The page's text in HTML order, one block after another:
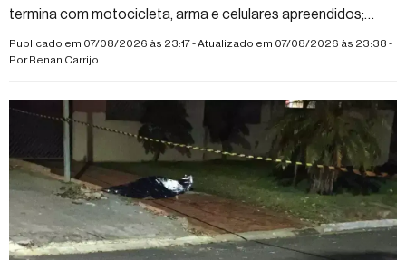
termina com motocicleta, arma e celulares apreendidos;
caso segue sem esclarecimento oficial.
Publicado em 07/08/2026 às 23:17 - Atualizado em 07/08/2026 às 23:38 -
PorRenan Carrijo